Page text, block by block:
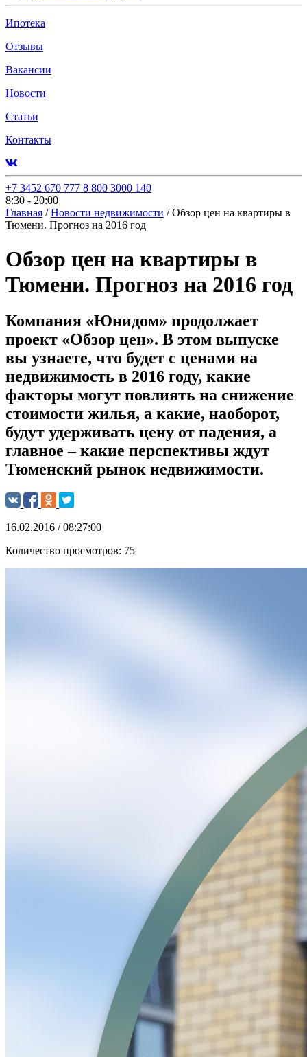
Ипотека
Отзывы
Вакансии
Новости
Статьи
Контакты
+7 3452 670 777 8 800 3000 140
8:30 - 20:00
Главная / Новости недвижимости / Обзор цен на квартиры в
Тюмени. Прогноз на 2016 год
Обзор цен на квартиры в
Тюмени. Прогноз на 2016 год
Компания «Юнидом» продолжает
проект «Обзор цен». В этом выпуске
вы узнаете, что будет с ценами на
недвижимость в 2016 году, какие
факторы могут повлиять на снижение
стоимости жилья, а какие, наоборот,
будут удерживать цену от падения, а
главное – какие перспективы ждут
Тюменский рынок недвижимости.
16.02.2016 / 08:27:00
Количество просмотров: 75